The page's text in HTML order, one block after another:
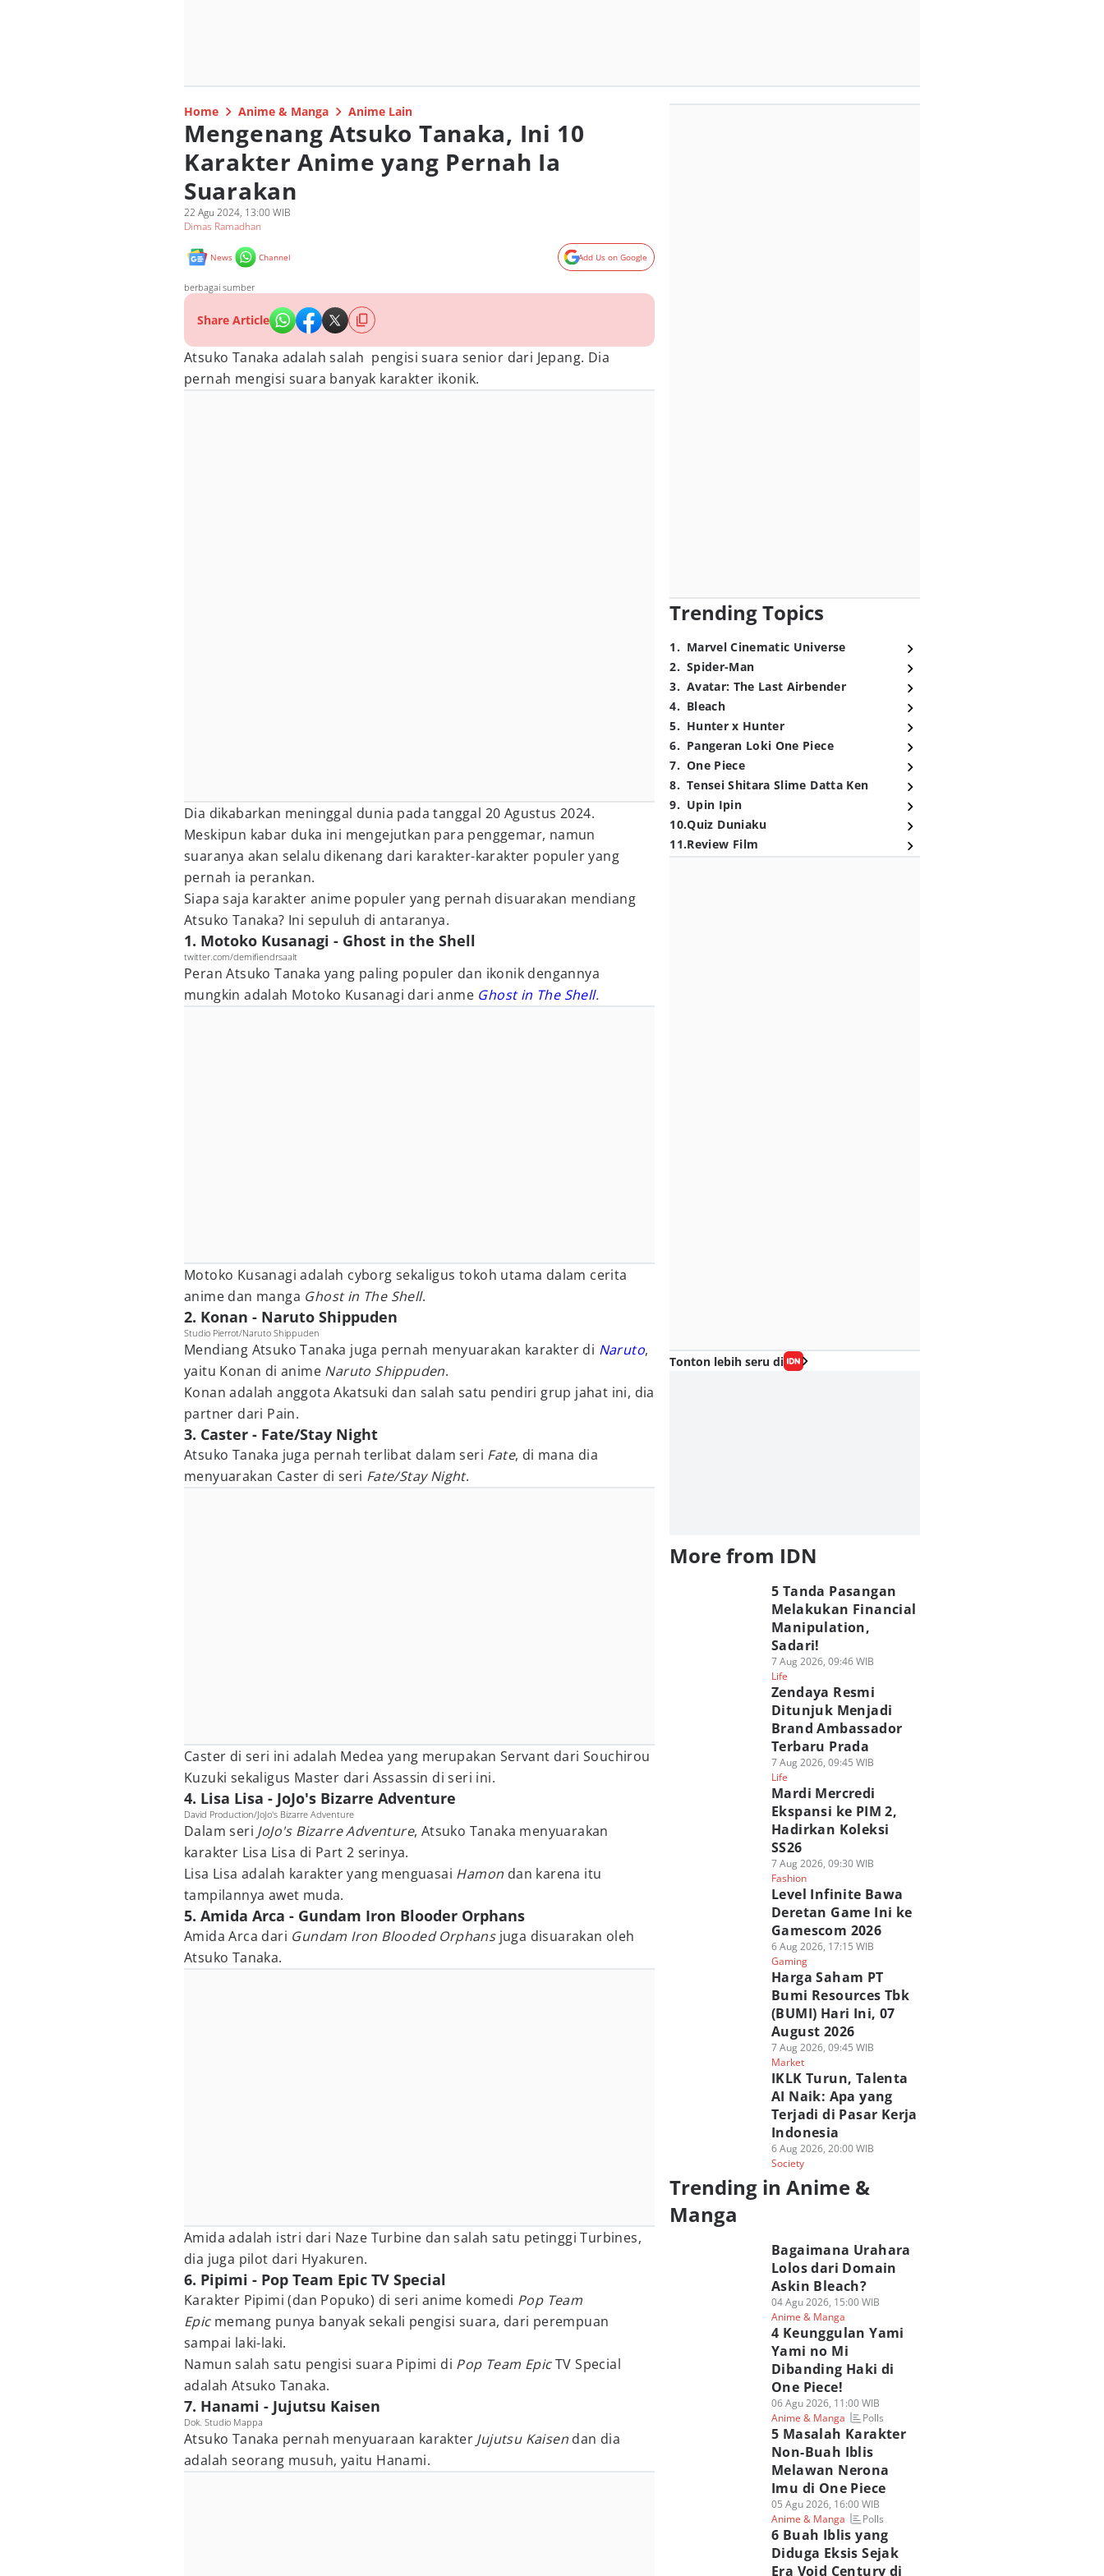
Home Anime & Manga Anime Lain
Mengenang Atsuko Tanaka, Ini 10
Karakter Anime yang Pernah Ia
Suarakan
22 Agu 2024, 13:00 WIB
Dimas Ramadhan
News Channel Add Us on Google
berbagai sumber
Share Article
Atsuko Tanaka adalah salah pengisi suara senior dari Jepang. Dia
pernah mengisi suara banyak karakter ikonik.
Dia dikabarkan meninggal dunia pada tanggal 20 Agustus 2024.
Meskipun kabar duka ini mengejutkan para penggemar, namun
suaranya akan selalu dikenang dari karakter-karakter populer yang
pernah ia perankan.
Siapa saja karakter anime populer yang pernah disuarakan mendiang
Atsuko Tanaka? Ini sepuluh di antaranya.
1. Motoko Kusanagi - Ghost in the Shell
twitter.com/demifiendrsaalt
Peran Atsuko Tanaka yang paling populer dan ikonik dengannya
mungkin adalah Motoko Kusanagi dari anme Ghost in The Shell.
Motoko Kusanagi adalah cyborg sekaligus tokoh utama dalam cerita
anime dan manga Ghost in The Shell.
2. Konan - Naruto Shippuden
Studio Pierrot/Naruto Shippuden
Mendiang Atsuko Tanaka juga pernah menyuarakan karakter di Naruto,
yaitu Konan di anime Naruto Shippuden.
Konan adalah anggota Akatsuki dan salah satu pendiri grup jahat ini, dia
partner dari Pain.
3. Caster - Fate/Stay Night
Atsuko Tanaka juga pernah terlibat dalam seri Fate, di mana dia
menyuarakan Caster di seri Fate/Stay Night.
Caster di seri ini adalah Medea yang merupakan Servant dari Souchirou
Kuzuki sekaligus Master dari Assassin di seri ini.
4. Lisa Lisa - JoJo's Bizarre Adventure
David Production/JoJo's Bizarre Adventure
Dalam seri JoJo's Bizarre Adventure, Atsuko Tanaka menyuarakan
karakter Lisa Lisa di Part 2 serinya.
Lisa Lisa adalah karakter yang menguasai Hamon dan karena itu
tampilannya awet muda.
5. Amida Arca - Gundam Iron Blooder Orphans
Amida Arca dari Gundam Iron Blooded Orphans juga disuarakan oleh
Atsuko Tanaka.
Amida adalah istri dari Naze Turbine dan salah satu petinggi Turbines,
dia juga pilot dari Hyakuren.
6. Pipimi - Pop Team Epic TV Special
Karakter Pipimi (dan Popuko) di seri anime komedi Pop Team
Epic memang punya banyak sekali pengisi suara, dari perempuan
sampai laki-laki.
Namun salah satu pengisi suara Pipimi di Pop Team EpicTV Special
adalah Atsuko Tanaka.
7. Hanami - Jujutsu Kaisen
Dok. Studio Mappa
Atsuko Tanaka pernah menyuaraan karakter Jujutsu Kaisen dan dia
adalah seorang musuh, yaitu Hanami.
Trending Topics
1. Marvel Cinematic Universe
2. Spider-Man
3. Avatar: The Last Airbender
4. Bleach
5. Hunter x Hunter
6. Pangeran Loki One Piece
7. One Piece
8. Tensei Shitara Slime Datta Ken
9. Upin Ipin
10.Quiz Duniaku
11.Review Film
Tonton lebih seru di
More from IDN
5 Tanda Pasangan
Melakukan Financial
Manipulation,
Sadari!
7 Aug 2026, 09:46 WIB
Life
Zendaya Resmi
Ditunjuk Menjadi
Brand Ambassador
Terbaru Prada
7 Aug 2026, 09:45 WIB
Life
Mardi Mercredi
Ekspansi ke PIM 2,
Hadirkan Koleksi
SS26
7 Aug 2026, 09:30 WIB
Fashion
Level Infinite Bawa
Deretan Game Ini ke
Gamescom 2026
6 Aug 2026, 17:15 WIB
Gaming
Harga Saham PT
Bumi Resources Tbk
(BUMI) Hari Ini, 07
August 2026
7 Aug 2026, 09:45 WIB
Market
IKLK Turun, Talenta
AI Naik: Apa yang
Terjadi di Pasar Kerja
Indonesia
6 Aug 2026, 20:00 WIB
Society
Trending in Anime &
Manga
Bagaimana Urahara
Lolos dari Domain
Askin Bleach?
04 Agu 2026, 15:00 WIB
Anime & Manga
4 Keunggulan Yami
Yami no Mi
Dibanding Haki di
One Piece!
06 Agu 2026, 11:00 WIB
Anime & Manga
Polls
5 Masalah Karakter
Non-Buah Iblis
Melawan Nerona
Imu di One Piece
05 Agu 2026, 16:00 WIB
Anime & Manga
Polls
6 Buah Iblis yang
Diduga Eksis Sejak
Era Void Century di